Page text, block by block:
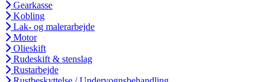
Gearkasse
Kobling
Lak- og malerarbejde
Motor
Olieskift
Rudeskift & stenslag
Rustarbejde